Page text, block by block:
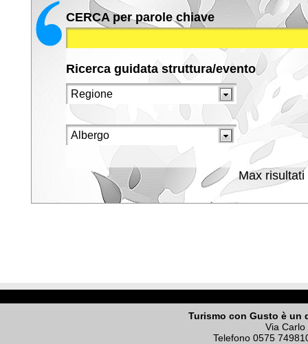
CERCA per parole chiave
Ricerca guidata struttura/evento
Max risultati
Turismo con Gusto è un
Via
Telefono 0575